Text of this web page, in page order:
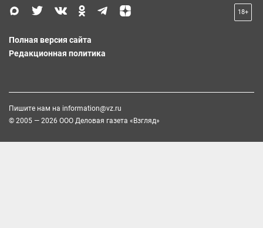
18+
Полная версия сайта
Редакционная политика
Пишите нам на information@vz.ru
© 2005 — 2026 ООО Деловая газета «Взгляд»